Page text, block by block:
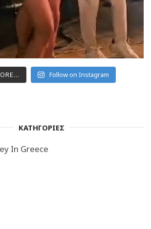
Follow on Instagram
ΚΑΤΗΓΟΡΙΕΣ
In Greece